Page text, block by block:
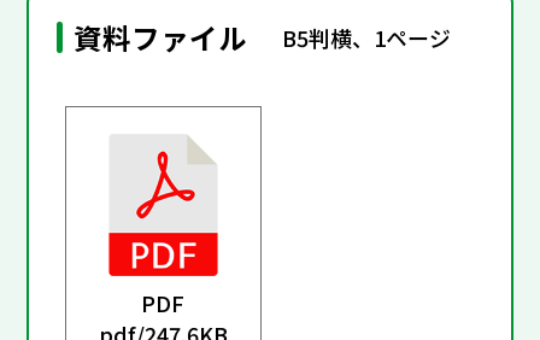
資料ファイル B5判横、1ページ
PDF
pdf/247.6KB